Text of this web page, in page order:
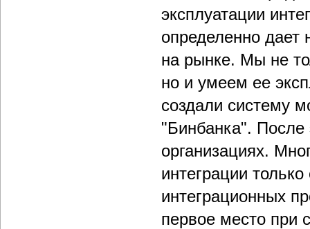
эксплуатации
определенно
на рынке. Мы не
но и умеем ее
создали систему
"Бинбанка". После
организациях.
интеграции
интеграционных
первое место при